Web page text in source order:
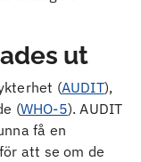
ut
(AUDIT),
(WHO-5). AUDIT
få en
att se om de